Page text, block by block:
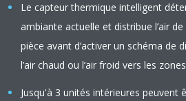
Le capteur thermique intelligent
ambiante actuelle et distribue l’air
pièce avant d’activer un schéma de
l’air chaud ou l’air froid vers les
Jusqu'à 3 unités intérieures peuvent